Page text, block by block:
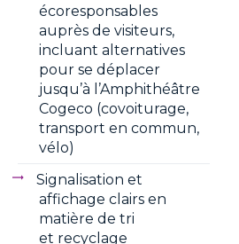
écoresponsables
auprès de visiteurs,
incluant alternatives
pour se déplacer
jusqu’à l’Amphithéâtre
Cogeco (covoiturage,
transport en commun,
vélo)
Signalisation et
affichage clairs en
matière de tri
et recyclage